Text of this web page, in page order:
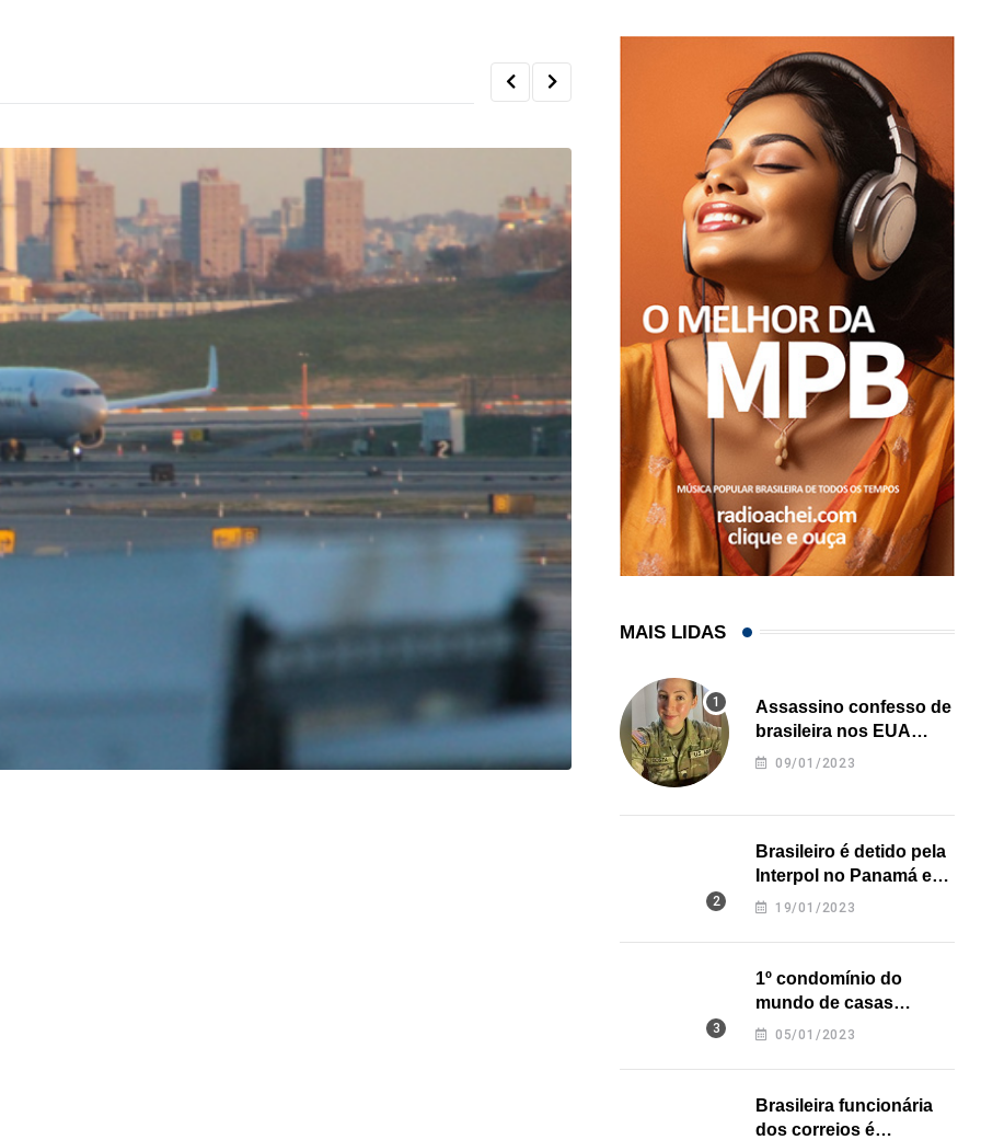
IMIGRAÇÃO,
Trump assina novos decretos contra cidadania
MAIS LIDAS
Assassino confesso de
brasileira nos EUA
revela onde deixou o
09/01/2023
Brasileiro é detido pela
Interpol no Panamá e
pode pegar prisão
19/01/2023
1º condomínio do
mundo de casas
impressas em 3D é
05/01/2023
Brasileira funcionária
dos correios é